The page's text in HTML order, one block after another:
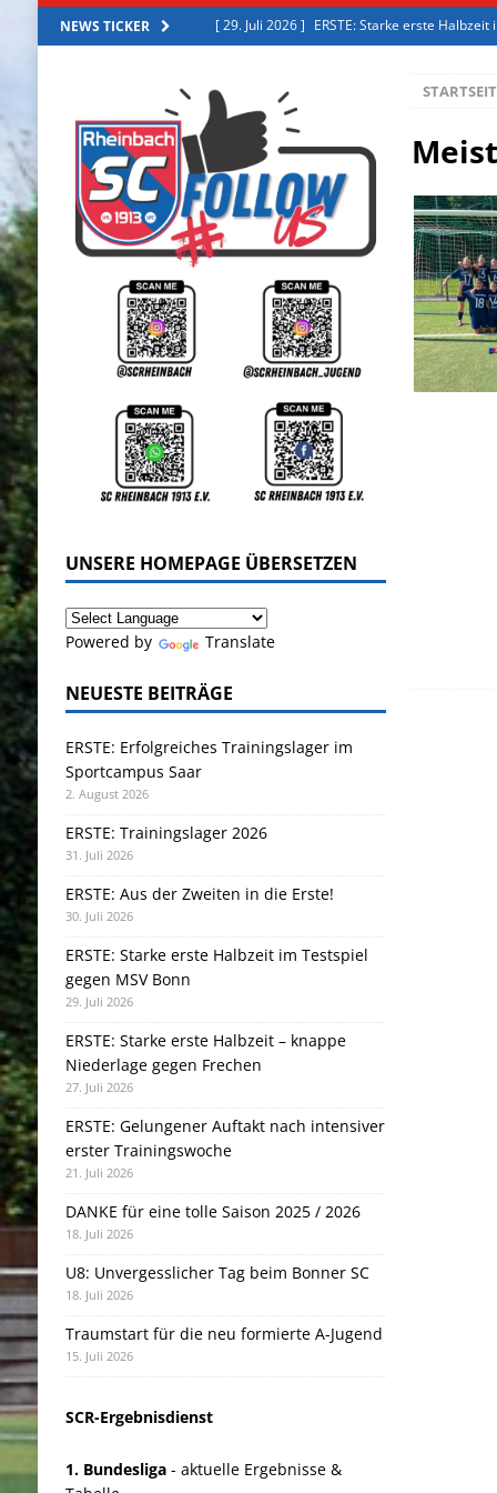
NEWS TICKER [ 27. Juli 2026 ] ERSTE: Starke erste
[ 31. Juli 2026 ]
ERSTE: Trainingslager 2026
[ 30. Juli 2026 ]
ERSTE: Aus der Zweiten in
[ 29. Juli 2026 ] ERSTE: Starke erste
UNSERE HOMEPAGE ÜBERSETZEN
Powered by Translate
NEUESTE BEITRÄGE
ERSTE: Erfolgreiches Trainingslager im
Sportcampus Saar
2. August 2026
ERSTE: Trainingslager 2026
31. Juli 2026
ERSTE: Aus der Zweiten in die Erste!
30. Juli 2026
ERSTE: Starke erste Halbzeit im Testspiel
gegen MSV Bonn
29. Juli 2026
ERSTE: Starke erste Halbzeit – knappe
Niederlage gegen Frechen
27. Juli 2026
ERSTE: Gelungener Auftakt nach intensiver
erster Trainingswoche
21. Juli 2026
DANKE für eine tolle Saison 2025 / 2026
18. Juli 2026
U8: Unvergesslicher Tag beim Bonner SC
18. Juli 2026
Traumstart für die neu formierte A-Jugend
15. Juli 2026
SCR-Ergebnisdienst
1. Bundesliga- aktuelle Ergebnisse &